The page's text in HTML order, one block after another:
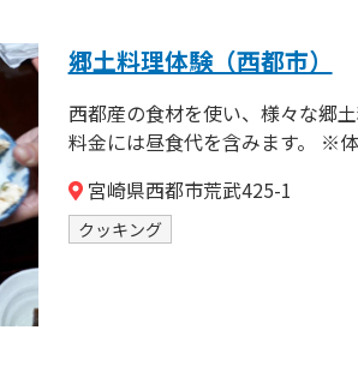
郷土料理体験（西都市）
西都産の食材を使い、様々な郷
料金には昼食代を含みます。 ※
宮崎県西都市荒武425-1
クッキング